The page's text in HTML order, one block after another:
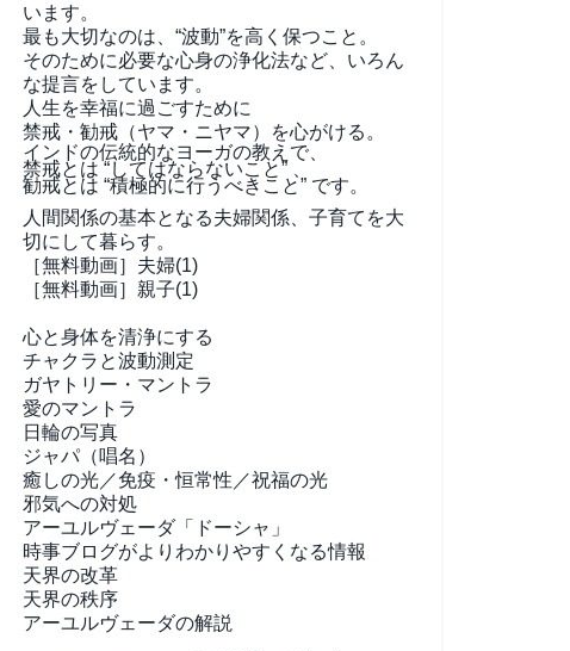
います。
最も大切なのは、“波動”を高く保つこと。
そのために必要な心身の浄化法など、いろん
な提言をしています。
人生を幸福に過ごすために
禁戒・勧戒（ヤマ・ニヤマ）を心がける。
インドの伝統的なヨーガの教えで、
禁戒とは “してはならないこと” 、
勧戒とは “積極的に行うべきこと” です。
人間関係の基本となる夫婦関係、子育てを大
切にして暮らす。
［無料動画］夫婦(1)
［無料動画］親子(1)
心と身体を清浄にする
チャクラと波動測定
ガヤトリー・マントラ
愛のマントラ
日輪の写真
ジャパ（唱名）
癒しの光／免疫・恒常性／祝福の光
邪気への対処
アーユルヴェーダ「ドーシャ」
時事ブログがよりわかりやすくなる情報
天界の改革
天界の秩序
アーユルヴェーダの解説